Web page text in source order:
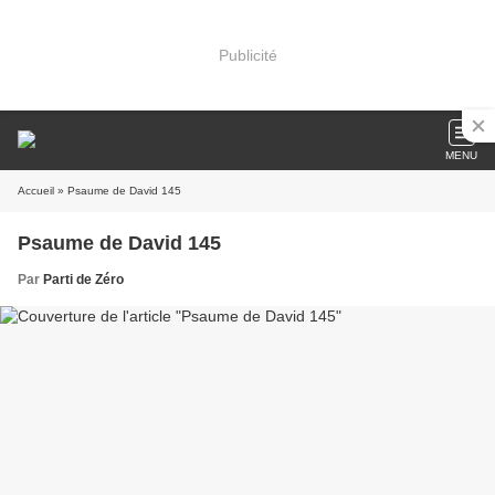
Publicité
MENU
Accueil » Psaume de David 145
Psaume de David 145
Par Parti de Zéro